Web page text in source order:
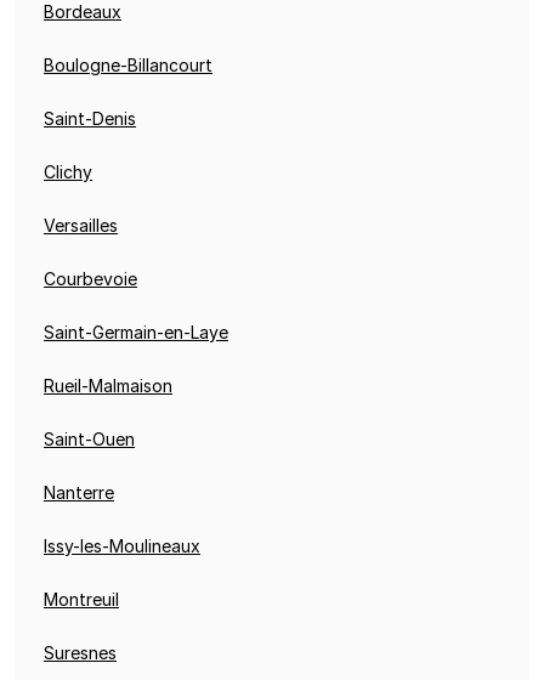
Bordeaux
Boulogne-Billancourt
Saint-Denis
Clichy
Versailles
Courbevoie
Saint-Germain-en-Laye
Rueil-Malmaison
Saint-Ouen
Nanterre
Issy-les-Moulineaux
Montreuil
Suresnes